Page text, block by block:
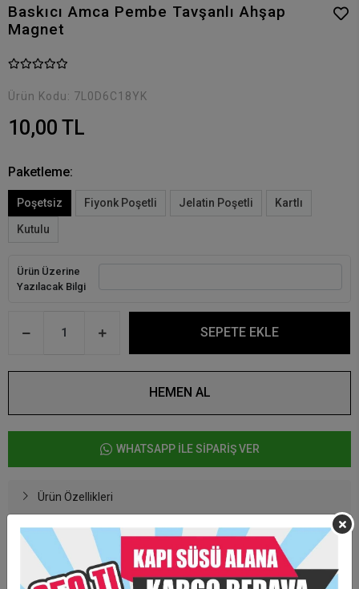
Baskıcı Amca Pembe Tavşanlı Ahşap
Magnet
Ürün Kodu: 7L0D6C18YK
10,00 TL
Paketleme:
Poşetsiz Fiyonk Poşetli Jelatin Poşetli Kartlı
Kutulu
Ürün Üzerine
Yazılacak Bilgi
SEPETE EKLE
HEMEN AL
WHATSAPP İLE SİPARİŞ VER
Ürün Özellikleri
Baskıcı Amca Ahşap Magnet
EN AZ 30 ADET SİPARİŞ ALINMAKTADIR.